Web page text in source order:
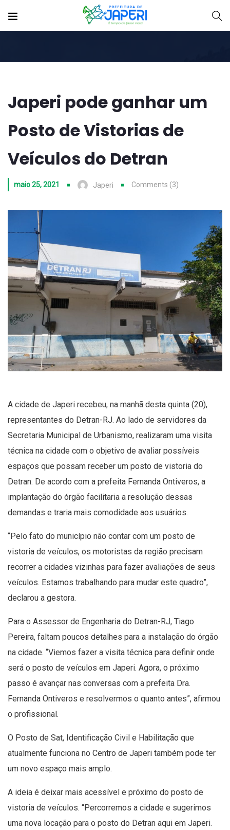
Japeri pode ganhar um
Posto de Vistorias de
Veículos do Detran
maio 25, 2021 Japeri Comments (3)
A cidade de Japeri recebeu, na manhã desta quinta (20),
representantes do Detran-RJ. Ao lado de servidores da
Secretaria Municipal de Urbanismo, realizaram uma visita
técnica na cidade com o objetivo de avaliar possíveis
espaços que possam receber um posto de vistoria do
Detran. De acordo com a prefeita Fernanda Ontiveros, a
implantação do órgão facilitaria a resolução dessas
demandas e traria mais comodidade aos usuários.
“Pelo fato do município não contar com um posto de
vistoria de veículos, os motoristas da região precisam
recorrer a cidades vizinhas para fazer avaliações de seus
veículos. Estamos trabalhando para mudar este quadro”,
declarou a gestora.
Para o Assessor de Engenharia do Detran-RJ, Tiago
Pereira, faltam poucos detalhes para a instalação do órgão
na cidade. “Viemos fazer a visita técnica para definir onde
será o posto de veículos em Japeri. Agora, o próximo
passo é avançar nas conversas com a prefeita Dra.
Fernanda Ontiveros e resolvermos o quanto antes”, afirmou
o profissional.
O Posto de Sat, Identificação Civil e Habilitação que
atualmente funciona no Centro de Japeri também pode ter
um novo espaço mais amplo.
A ideia é deixar mais acessível e próximo do posto de
vistoria de veículos. “Percorremos a cidade e sugerimos
uma nova locação para o posto do Detran aqui em Japeri.